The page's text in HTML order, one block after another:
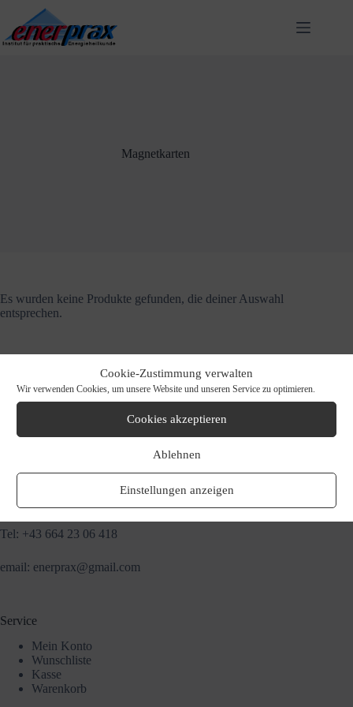
Cookie-Zustimmung verwalten
Wir verwenden Cookies, um unsere Website und unseren Service zu optimieren.
Cookies akzeptieren
Ablehnen
Einstellungen anzeigen
Inhalt
springen
Magnetkarten
Es wurden keine Produkte gefunden, die deiner Auswahl
entsprechen.
enerprax- Institut für praktische Energieheilkunde
Jürgen Bergauer, MSc
Gartenstraße 6a
Kontakt
Tel: +43 664 23 06 418
email: enerprax@gmail.com
Service
Mein Konto
Wunschliste
Kasse
Warenkorb